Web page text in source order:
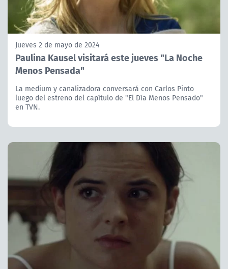
Jueves 2 de mayo de 2024
Paulina Kausel visitará este jueves "La Noche
Menos Pensada"
La medium y canalizadora conversará con Carlos Pinto
luego del estreno del capítulo de "El Día Menos Pensado"
en TVN.